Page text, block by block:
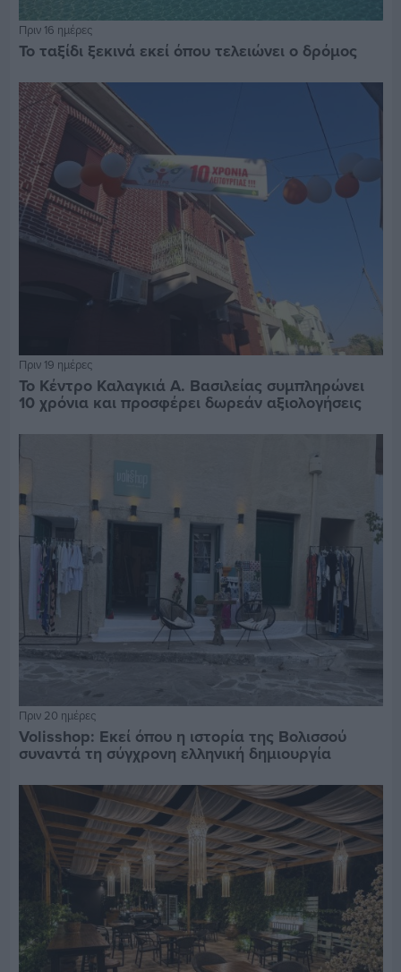
Πριν 16 ημέρες
Το ταξίδι ξεκινά εκεί όπου τελειώνει ο δρόμος
Πριν 19 ημέρες
Το Κέντρο Καλαγκιά Α. Βασιλείας συμπληρώνει
10 χρόνια και προσφέρει δωρεάν αξιολογήσεις
Πριν 20 ημέρες
Volisshop: Εκεί όπου η ιστορία της Βολισσού
συναντά τη σύγχρονη ελληνική δημιουργία